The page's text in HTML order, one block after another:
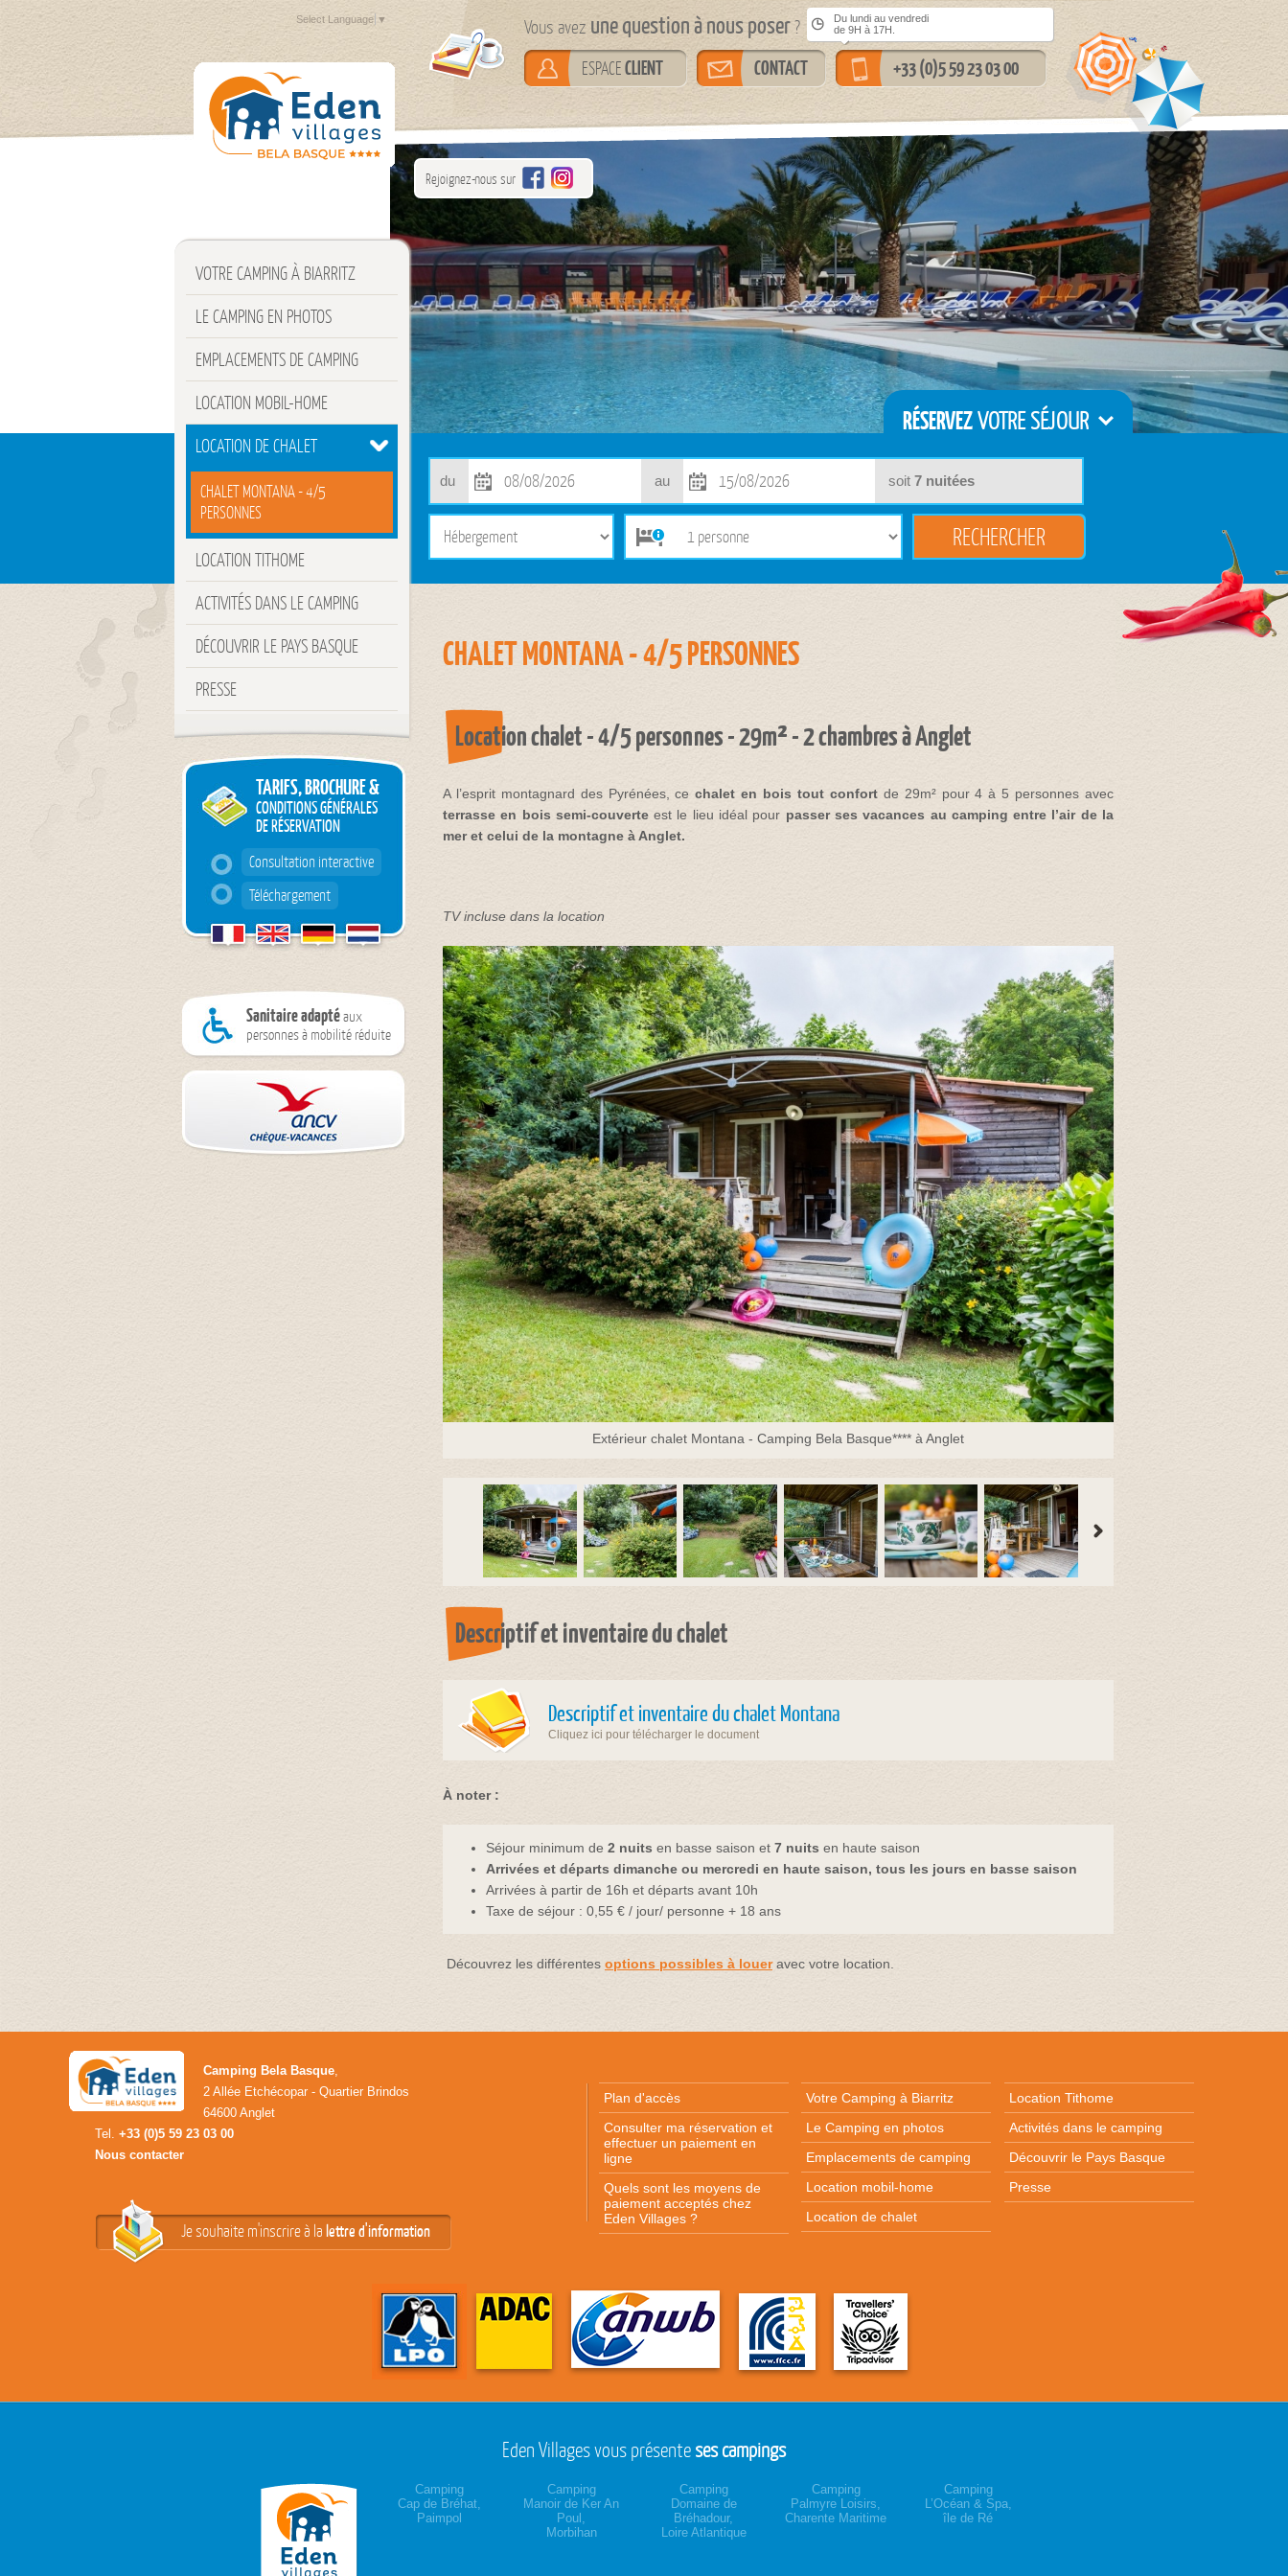
Vous avez une question à nous poser?
ESPACECLIENT CONTACT +33 (0)5 59 23 03 00
Du lundi au vendredi
de 9H à 17H.
Rejoignez-nous sur
Select Language ▼
RÉSERVEZVOTRE SÉJOUR
du au soit 7 nuitées
VOTRE CAMPING À BIARRITZ
LE CAMPING EN PHOTOS
EMPLACEMENTS DE CAMPING
LOCATION MOBIL-HOME
LOCATION DE CHALET
CHALET MONTANA - 4/5
PERSONNES
LOCATION TITHOME
ACTIVITÉS DANS LE CAMPING
DÉCOUVRIR LE PAYS BASQUE
PRESSE
Consultation interactive
Téléchargement
TARIFS, BROCHURE &
CONDITIONS GÉNÉRALES
DE RÉSERVATION
Sanitaire adaptéaux
personnes à mobilité réduite
CHALET MONTANA - 4/5 PERSONNES
Location chalet - 4/5 personnes - 29m² - 2 chambres à Anglet
A l’esprit montagnard des Pyrénées, cechalet en bois tout confortde 29m² pour 4 à 5 personnes avec
terrasse en bois semi-couverteest le lieu idéal pour passer ses vacances au camping entre l’air de la
mer et celui de la montagne à Anglet.
TV incluse dans la location
Extérieur chalet Montana - Camping Bela Basque**** à Anglet
Descriptif et inventaire du chalet
Descriptif et inventaire du chalet Montana
Cliquez ici pour télécharger le document
À noter :
Séjour minimum de 2 nuits en basse saison et 7 nuits en haute saison
Arrivées et départs dimanche ou mercredi en haute saison, tous les jours en basse saison
Arrivées à partir de 16h et départs avant 10h
Taxe de séjour : 0,55 € / jour/ personne + 18 ans
Découvrez les différentes options possibles à loueravec votre location.
Camping Bela Basque,
2 Allée Etchécopar - Quartier Brindos
64600 Anglet
Tel. +33 (0)5 59 23 03 00
Nous contacter
Je souhaite m'inscrire à lalettre d'information
Plan d'accès
Consulter ma réservation et
effectuer un paiement en
ligne
Quels sont les moyens de
paiement acceptés chez
Eden Villages ?
Votre Camping à Biarritz
Le Camping en photos
Emplacements de camping
Location mobil-home
Location de chalet
Location Tithome
Activités dans le camping
Découvrir le Pays Basque
Presse
Eden Villages vous présenteses campings
Camping
Cap de Bréhat,
Paimpol
Camping
Manoir de Ker An
Poul,
Morbihan
Camping
Domaine de
Bréhadour,
Loire Atlantique
Camping
Palmyre Loisirs,
Charente Maritime
Camping
L’Océan & Spa,
île de Ré